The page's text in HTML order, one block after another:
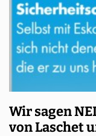
Wir sagen
von Laschet